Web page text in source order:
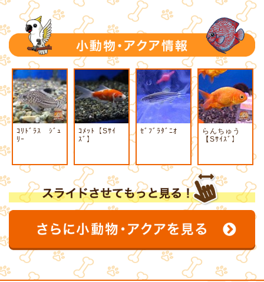
ｺﾘﾄﾞﾗｽ ｼﾞｭ
ﾘｰ
ｺﾒｯﾄ【Sｻｲ
ｽﾞ】
ｾﾞﾌﾞﾗﾀﾞﾆｵ
らんちゅう
【Sｻｲｽﾞ】